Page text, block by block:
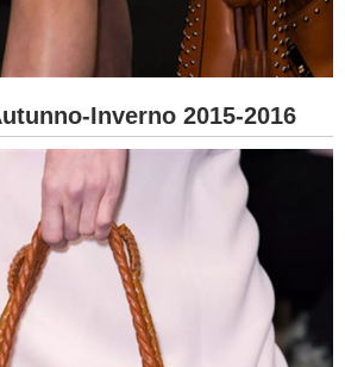
Inverno 2015-2016